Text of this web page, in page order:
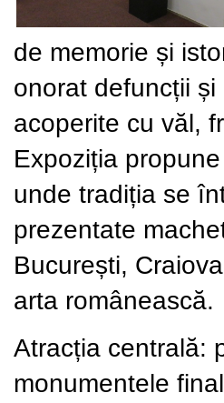
de memorie și
onorat defuncții
acoperite cu văl,
Expoziția
unde tradiția se
prezentate
București,
arta românească.
Atracția centrală:
monumentele